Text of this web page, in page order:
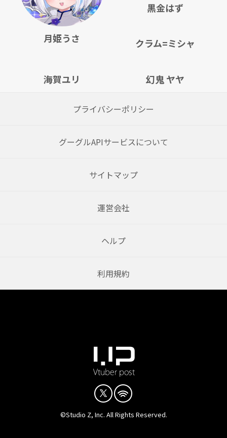
月姫うさ
黒金はず
クラム=ミシャ
海賀ユリ 幻鬼 ヤヤ
プライバシーポリシー
グーグルAPIサービスについて
サイトマップ
運営会社
ヘルプ
利用規約
©Studio Z, Inc. All Rights Reserved.